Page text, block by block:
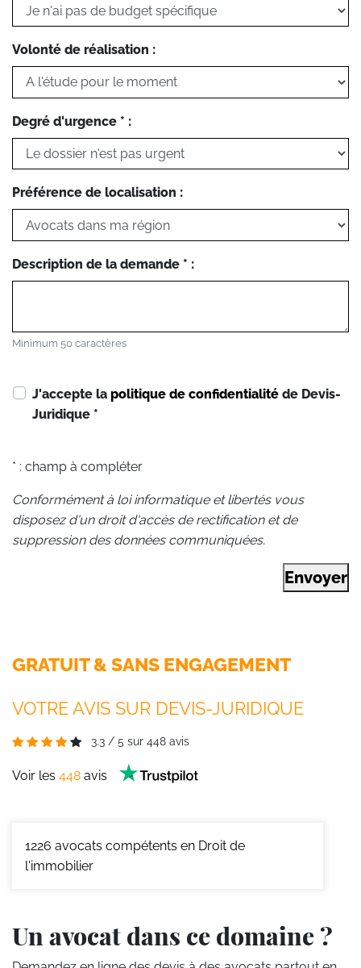
Volonté de réalisation :
Degré d'urgence * :
Préférence de localisation :
Description de la demande * :
Minimum 50 caractères
J'accepte la politique de confidentialité de Devis-
Juridique *
* : champ à compléter
Conformément à loi informatique et libertés vous
disposez d'un droit d'accès de rectification et de
suppression des données communiquées.
Envoyer
GRATUIT & SANS ENGAGEMENT
VOTRE AVIS SUR DEVIS-JURIDIQUE
3.3 / 5 sur 448 avis
Voir les 448 avis
1226 avocats compétents en Droit de
l'immobilier
Un avocat dans ce domaine ?